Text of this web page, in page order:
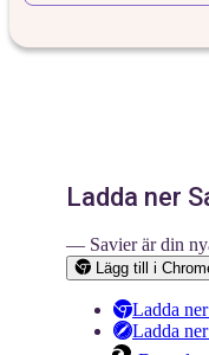
Ladda ner
— Savier är din
Lägg till i
Ladda
Ladda